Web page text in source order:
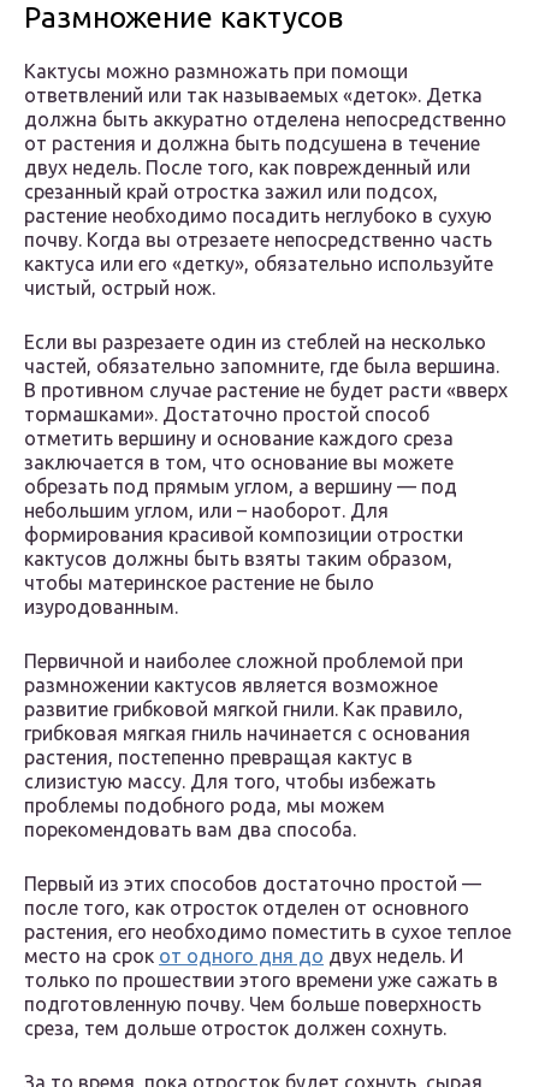
Размножение кактусов
Кактусы можно размножать при помощи
ответвлений или так называемых «деток». Детка
должна быть аккуратно отделена непосредственно
от растения и должна быть подсушена в течение
двух недель. После того, как поврежденный или
срезанный край отростка зажил или подсох,
растение необходимо посадить неглубоко в сухую
почву. Когда вы отрезаете непосредственно часть
кактуса или его «детку», обязательно используйте
чистый, острый нож.
Если вы разрезаете один из стеблей на несколько
частей, обязательно запомните, где была вершина.
В противном случае растение не будет расти «вверх
тормашками». Достаточно простой способ
отметить вершину и основание каждого среза
заключается в том, что основание вы можете
обрезать под прямым углом, а вершину — под
небольшим углом, или – наоборот. Для
формирования красивой композиции отростки
кактусов должны быть взяты таким образом,
чтобы материнское растение не было
изуродованным.
Первичной и наиболее сложной проблемой при
размножении кактусов является возможное
развитие грибковой мягкой гнили. Как правило,
грибковая мягкая гниль начинается с основания
растения, постепенно превращая кактус в
слизистую массу. Для того, чтобы избежать
проблемы подобного рода, мы можем
порекомендовать вам два способа.
Первый из этих способов достаточно простой —
после того, как отросток отделен от основного
растения, его необходимо поместить в сухое теплое
место на срок от одного дня до двух недель. И
только по прошествии этого времени уже сажать в
подготовленную почву. Чем больше поверхность
среза, тем дольше отросток должен сохнуть.
За то время, пока отросток будет сохнуть, сырая